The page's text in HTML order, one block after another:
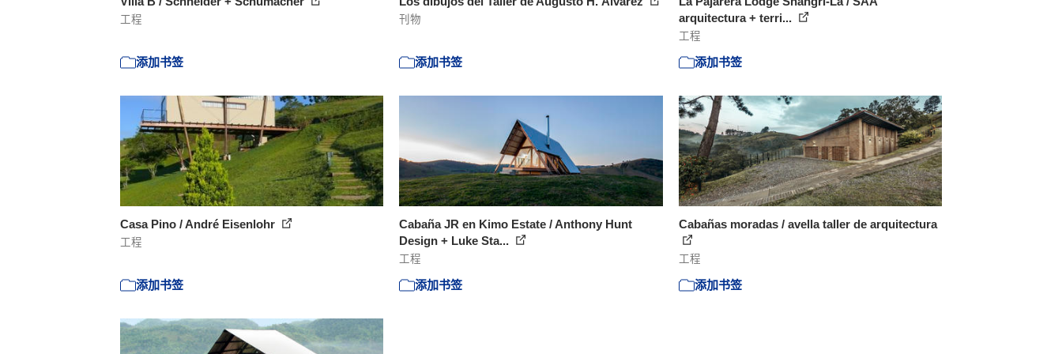
工程
添加书签
刊物
添加书签
arquitectura + terri...
工程
添加书签
Casa Pino / André Eisenlohr
工程
添加书签
Cabaña JR en Kimo Estate / Anthony Hunt
Design + Luke Sta...
工程
添加书签
Cabañas moradas / avella taller de arquitectura
工程
添加书签